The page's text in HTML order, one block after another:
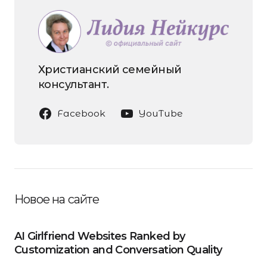
Христианский семейный
консультант.
Facebook YouTube
Новое на сайте
AI Girlfriend Websites Ranked by
Customization and Conversation Quality